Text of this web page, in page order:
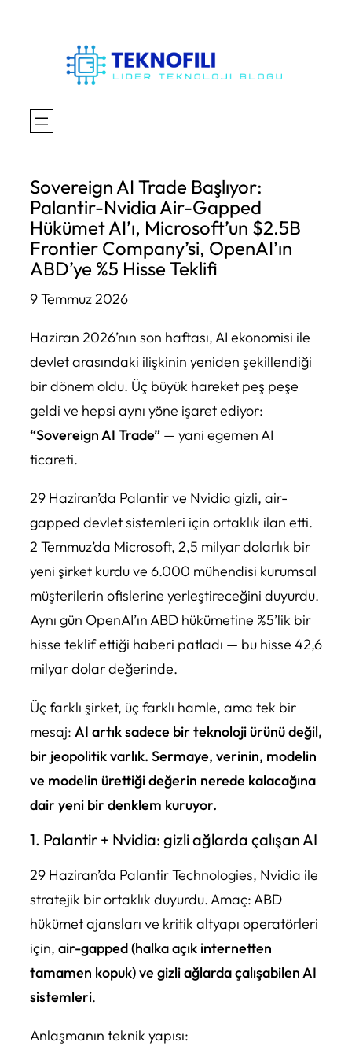
Sovereign AI Trade Başlıyor:
Palantir-Nvidia Air-Gapped
Hükümet AI’ı, Microsoft’un $2.5B
Frontier Company’si, OpenAI’ın
ABD’ye %5 Hisse Teklifi
9 Temmuz 2026
Haziran 2026’nın son haftası, AI ekonomisi ile
devlet arasındaki ilişkinin yeniden şekillendiği
bir dönem oldu. Üç büyük hareket peş peşe
geldi ve hepsi aynı yöne işaret ediyor:
“Sovereign AI Trade” — yani egemen AI
ticareti.
29 Haziran’da Palantir ve Nvidia gizli, air-
gapped devlet sistemleri için ortaklık ilan etti.
2 Temmuz’da Microsoft, 2,5 milyar dolarlık bir
yeni şirket kurdu ve 6.000 mühendisi kurumsal
müşterilerin ofislerine yerleştireceğini duyurdu.
Aynı gün OpenAI’ın ABD hükümetine %5’lik bir
hisse teklif ettiği haberi patladı — bu hisse 42,6
milyar dolar değerinde.
Üç farklı şirket, üç farklı hamle, ama tek bir
mesaj: AI artık sadece bir teknoloji ürünü değil,
bir jeopolitik varlık. Sermaye, verinin, modelin
ve modelin ürettiği değerin nerede kalacağına
dair yeni bir denklem kuruyor.
1. Palantir + Nvidia: gizli ağlarda çalışan AI
29 Haziran’da Palantir Technologies, Nvidia ile
stratejik bir ortaklık duyurdu. Amaç: ABD
hükümet ajansları ve kritik altyapı operatörleri
için, air-gapped (halka açık internetten
tamamen kopuk) ve gizli ağlarda çalışabilen AI
sistemleri.
Anlaşmanın teknik yapısı: